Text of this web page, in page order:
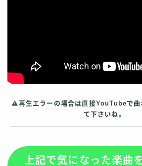
再生エラーの場合は直接YouTubeで
て下さいね。
上記で気になった楽曲